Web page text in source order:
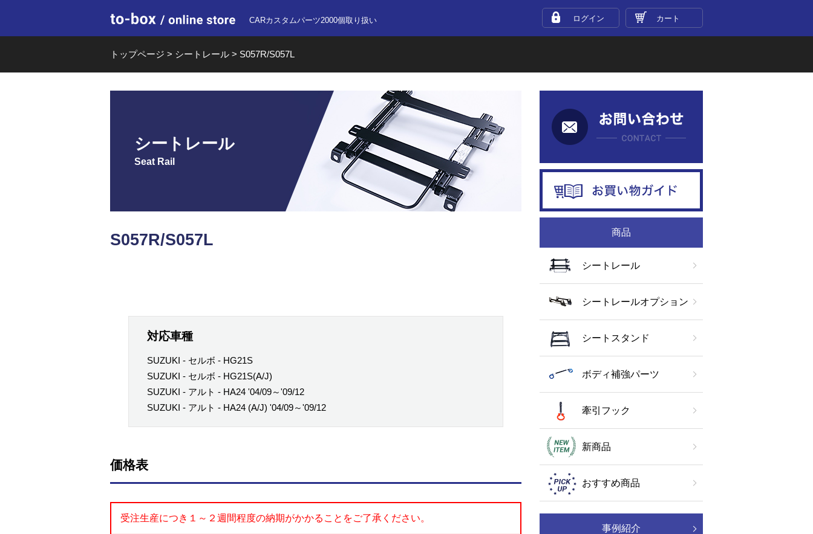
to-box online store
CARカスタムパーツ2000個取り扱い ログイン カート
トップページ > シートレール > S057R/S057L
シートレール
Seat Rail
S057R/S057L
対応車種
SUZUKI - セルボ - HG21S
SUZUKI - セルボ - HG21S(A/J)
SUZUKI - アルト - HA24 '04/09～'09/12
SUZUKI - アルト - HA24 (A/J) '04/09～'09/12
価格表
受注生産につき１～２週間程度の納期がかかることをご了承ください。
商品
シートレール
シートレールオプション
シートスタンド
ボディ補強パーツ
牽引フック
新商品
おすすめ商品
事例紹介